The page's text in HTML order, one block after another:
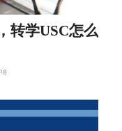
转学USC怎么